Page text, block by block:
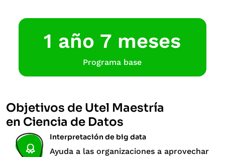
1 año 7 meses
Programa base
Objetivos de Utel Maestría
en Ciencia de Datos
Interpretación de big data
Ayuda a las organizaciones a aprovechar